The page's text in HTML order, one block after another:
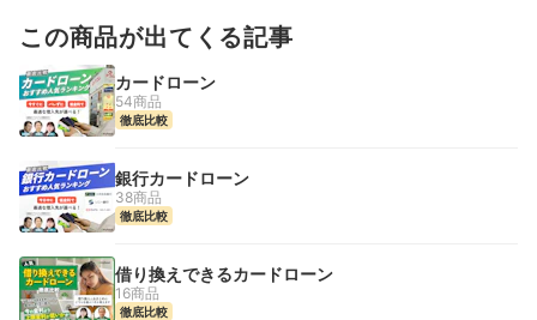
この商品が出てくる記事
カードローン
54商品
徹底比較
銀行カードローン
38商品
徹底比較
借り換えできるカードローン
16商品
徹底比較